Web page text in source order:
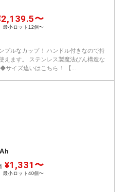
〜
最小ロット 12個〜
プルなカップ！ ハンドル付きなので持
えます。 ステンレス製魔法びん構造な
ので、冷たさ・温かさ長持ち。 ◆サイズ違いはこちら！ 【...
¥1,331〜
最小ロット40個〜